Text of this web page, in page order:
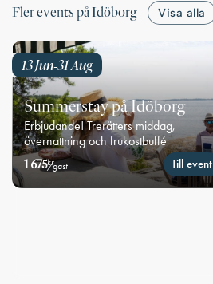
Fler events på Idöborg Visa alla
13 Jun-31 Aug
Summerstay på Idöborg
Erbjudande! Trerätters middag,
övernattning och frukostbuffé
1 675kr
/gäst Till event